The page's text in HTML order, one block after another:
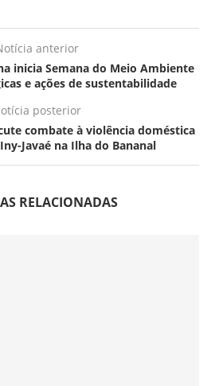
anterior
inicia Semana do Meio Ambiente
e ações de sustentabilidade
posterior
combate à violência doméstica
Javaé na Ilha do Bananal
RELACIONADAS